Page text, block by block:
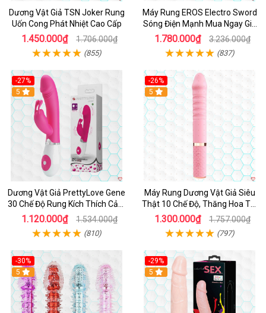
Dương Vật Giả TSN Joker Rung
Uốn Cong Phát Nhiệt Cao Cấp
1.450.000₫ 1.706.000₫
(855)
Máy Rung EROS Electro Sword
Sóng Điện Mạnh Mua Ngay Giá
Tốt
1.780.000₫ 3.236.000₫
(837)
-27%
Hot
5
Dương Vật Giả PrettyLove Gene
30 Chế Độ Rung Kích Thích Cảm
Biến Âm Thanh
1.120.000₫ 1.534.000₫
(810)
-26%
Hot
5
Máy Rung Dương Vật Giả Siêu
Thật 10 Chế Độ, Thăng Hoa Tối
Ưu
1.300.000₫ 1.757.000₫
(797)
-30%
Hot
5
-29%
Hot
5